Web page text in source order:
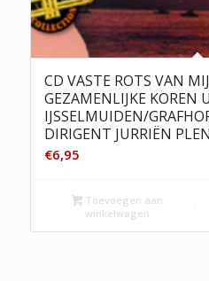
CD VASTE ROTS VAN
GEZAMENLIJKE KOREN
IJSSELMUIDEN/
DIRIGENT JURRIËN
€6,95
Toevoegen aan
winkelwagen